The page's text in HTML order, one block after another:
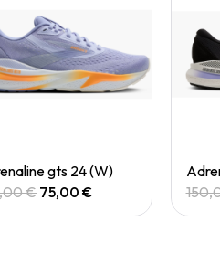
Quick View
gts 24 (W)
€ 75,00 €